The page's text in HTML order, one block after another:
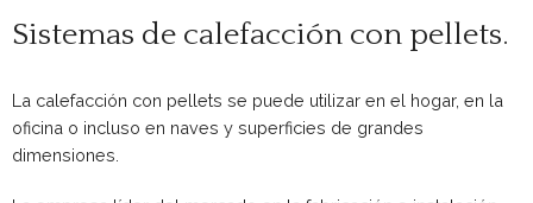
Sistemas de calefacción con pellets.
La calefacción con pellets se puede utilizar en el hogar, en la
oficina o incluso en naves y superficies de grandes
dimensiones.